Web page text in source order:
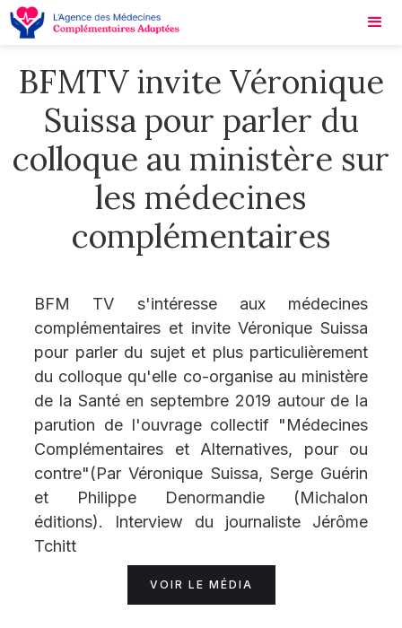
BFMTV invite Véronique
Suissa pour parler du
colloque au ministère sur
les médecines
complémentaires
BFM TV s'intéresse aux médecines
complémentaires et invite Véronique Suissa
pour parler du sujet et plus particulièrement
du colloque qu'elle co-organise au ministère
de la Santé en septembre 2019 autour de la
parution de l'ouvrage collectif "Médecines
Complémentaires et Alternatives, pour ou
contre"(Par Véronique Suissa, Serge Guérin
et Philippe Denormandie (Michalon
éditions). Interview du journaliste Jérôme
Tchitt
VOIR LE MÉDIA